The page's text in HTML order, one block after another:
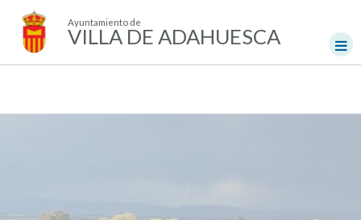
Ayuntamiento de
VILLA DE ADAHUESCA